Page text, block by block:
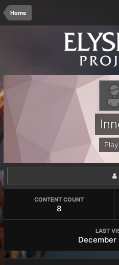
Home
CONTENT COUNT
8
LAST
December